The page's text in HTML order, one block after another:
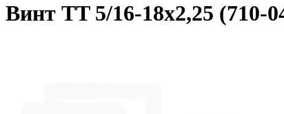
Винт TT 5/16-18х2,25 (710-